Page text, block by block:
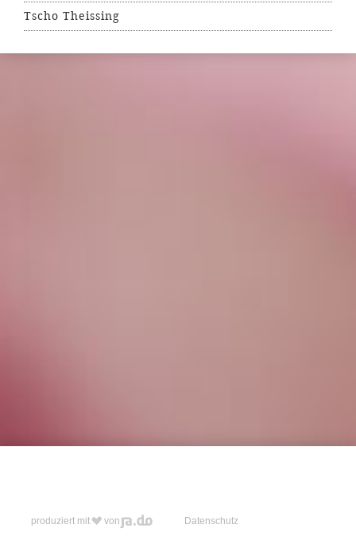
Tscho Theissing
produziert mit von Datenschutz